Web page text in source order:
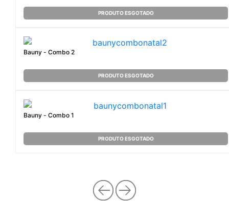
PRODUTO ESGOTADO
Bauny - Combo 2
PRODUTO ESGOTADO
Bauny - Combo 1
PRODUTO ESGOTADO